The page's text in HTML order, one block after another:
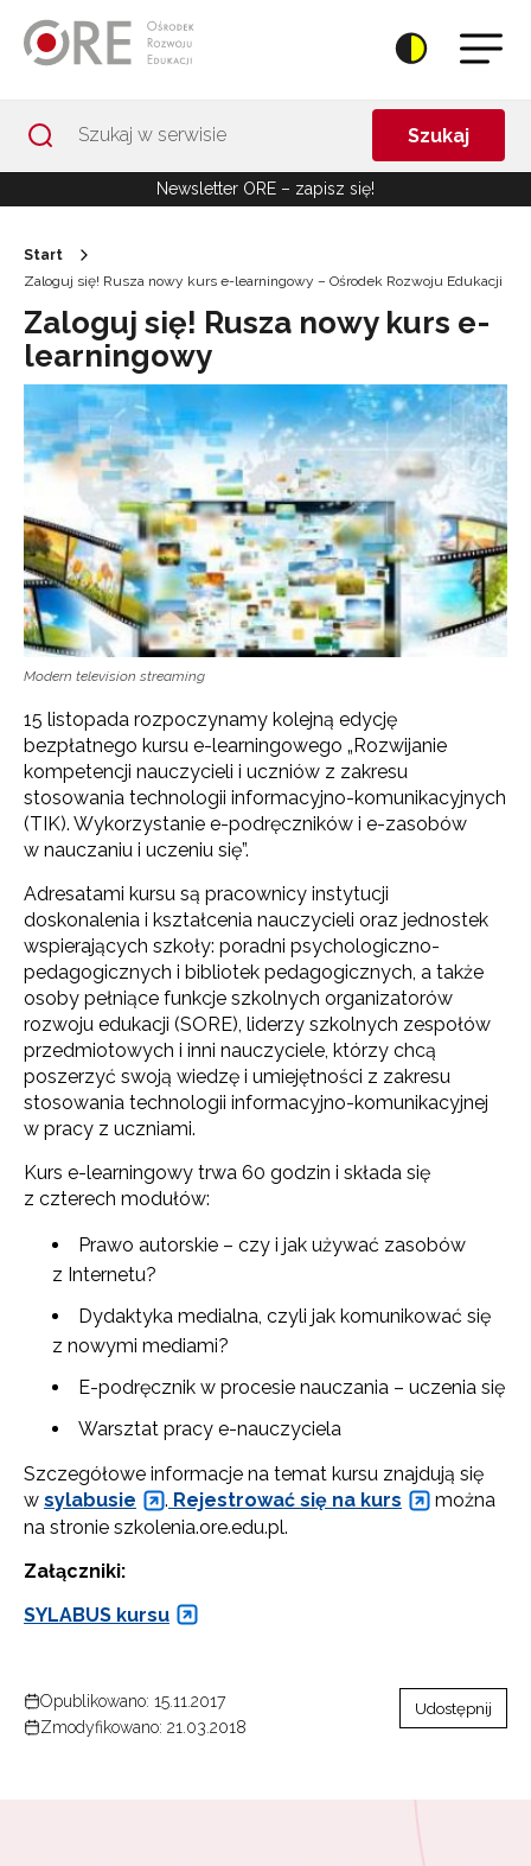
Szukaj
Newsletter ORE – zapisz się!
Start
Zaloguj się! Rusza nowy kurs e-learningowy – Ośrodek Rozwoju Edukacji
Zaloguj się! Rusza nowy kurs e-
learningowy
Modern television streaming
15 listopada rozpoczynamy kolejną edycję
bezpłatnego kursu e-learningowego „Rozwijanie
kompetencji nauczycieli i uczniów z zakresu
stosowania technologii informacyjno-komunikacyjnych
(TIK). Wykorzystanie e-podręczników i e-zasobów
w nauczaniu i uczeniu się”.
Adresatami kursu są pracownicy instytucji
doskonalenia i kształcenia nauczycieli oraz jednostek
wspierających szkoły: poradni psychologiczno-
pedagogicznych i bibliotek pedagogicznych, a także
osoby pełniące funkcje szkolnych organizatorów
rozwoju edukacji (SORE), liderzy szkolnych zespołów
przedmiotowych i inni nauczyciele, którzy chcą
poszerzyć swoją wiedzę i umiejętności z zakresu
stosowania technologii informacyjno-komunikacyjnej
w pracy z uczniami.
Kurs e-learningowy trwa 60 godzin i składa się
z czterech modułów:
Prawo autorskie – czy i jak używać zasobów
z Internetu?
Dydaktyka medialna, czyli jak komunikować się
z nowymi mediami?
E-podręcznik w procesie nauczania – uczenia się
Warsztat pracy e-nauczyciela
Szczegółowe informacje na temat kursu znajdują się
w sylabusie . Rejestrować się na kurs
można
na stronie szkolenia.ore.edu.pl.
Załączniki:
SYLABUS kursu
Opublikowano: 15.11.2017
Zmodyfikowano: 21.03.2018
Udostępnij